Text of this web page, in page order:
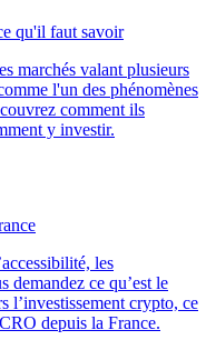
qu'il faut savoir
marchés valant plusieurs
l'un des phénomènes
comment ils
y investir.
les
demandez ce qu’est le
l’investissement crypto, ce
depuis la France.